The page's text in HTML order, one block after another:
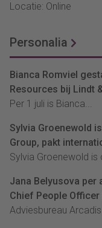
Locatie: Online
Personalia
Bianca Romviel
Resources bij Lindt
Per 1 juli is Bianca...
Sylvia Groenewold
Group, pakt
Sylvia Groenewold is
Jana Belyusova per
Chief People
Adviesbureau